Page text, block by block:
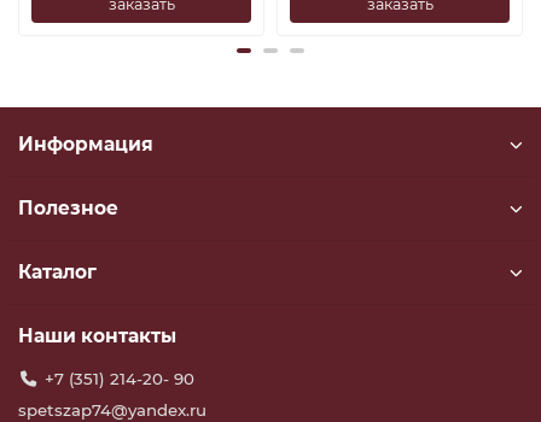
заказать заказать
Информация
Полезное
Каталог
Наши контакты
+7 (351) 214-20- 90
spetszap74@yandex.ru